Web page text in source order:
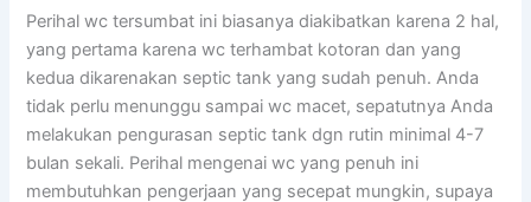
Perihal wc tersumbat ini biasanya diakibatkan karena 2 hal,
yang pertama karena wc terhambat kotoran dan yang
kedua dikarenakan septic tank yang sudah penuh. Anda
tidak perlu menunggu sampai wc macet, sepatutnya Anda
melakukan pengurasan septic tank dgn rutin minimal 4-7
bulan sekali. Perihal mengenai wc yang penuh ini
membutuhkan pengerjaan yang secepat mungkin, supaya